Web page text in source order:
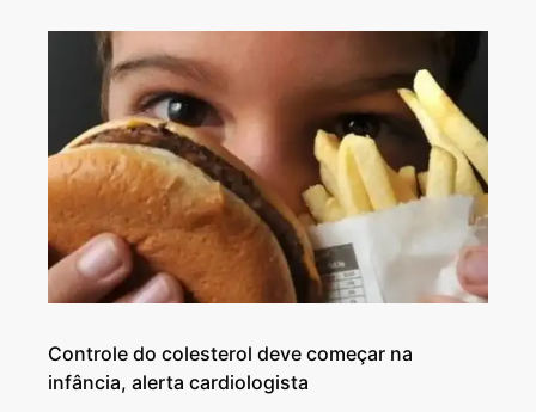
Controle do colesterol deve começar na
infância, alerta cardiologista